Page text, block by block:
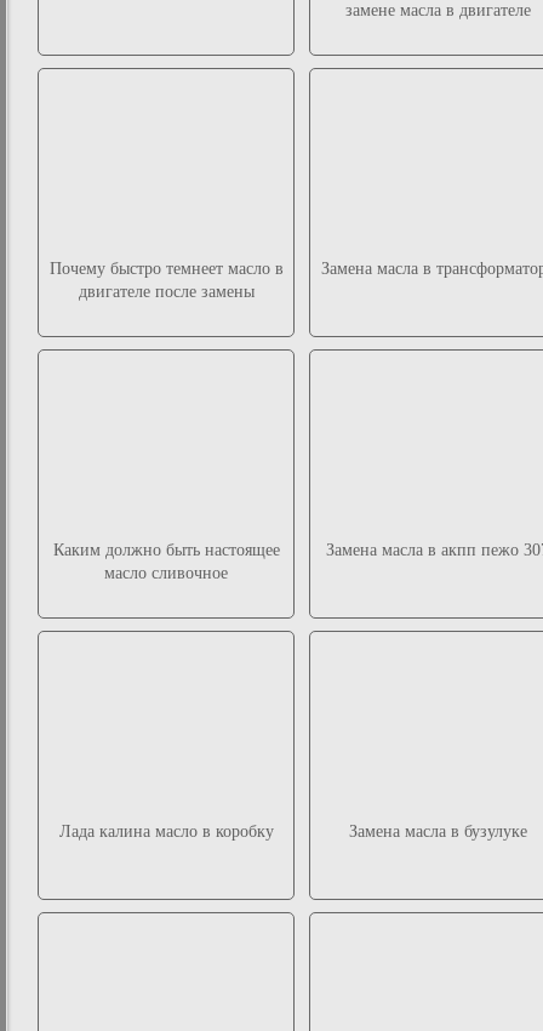
замене масла в двигателе
Почему быстро темнеет масло в
двигателе после замены
Замена масла в
Каким должно быть настоящее
масло сливочное
Замена масла в акпп пежо
Лада калина масло в коробку Замена масла в бузулуке